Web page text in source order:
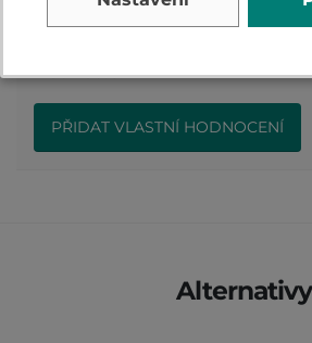
Hodnoťte.
PŘIDAT VLASTNÍ HODNOCENÍ
Alternativy